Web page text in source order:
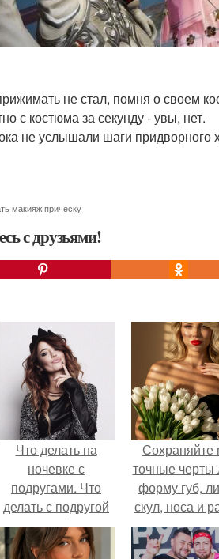
не стал, помня о своем
с костюма за секунду - увы, нет.
не услышали шаги придворного
макияж прическу
с друзьями!
Что делать на
ночевке с
подругами. Что
делать с подругой
на НОЧЁВКЕ
Сохраняйте
точные черты
форму губ,
скул, носа и
глаз.